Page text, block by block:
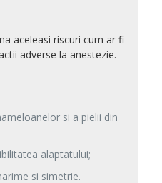
aceleasi riscuri cum ar fi
adverse la anestezie.
si a pielii din
alaptatului;
si simetrie.